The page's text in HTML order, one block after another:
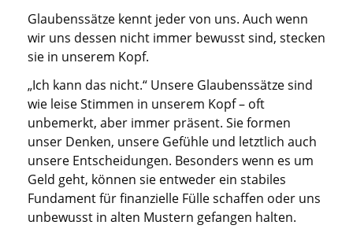
Glaubenssätze kennt jeder von uns. Auch wenn
wir uns dessen nicht immer bewusst sind, stecken
sie in unserem Kopf.
„Ich kann das nicht.“ Unsere Glaubenssätze sind
wie leise Stimmen in unserem Kopf – oft
unbemerkt, aber immer präsent. Sie formen
unser Denken, unsere Gefühle und letztlich auch
unsere Entscheidungen. Besonders wenn es um
Geld geht, können sie entweder ein stabiles
Fundament für finanzielle Fülle schaffen oder uns
unbewusst in alten Mustern gefangen halten.